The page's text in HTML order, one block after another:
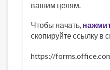
вашим целям.
Чтобы начать,
скопируйте ссылку в
https://